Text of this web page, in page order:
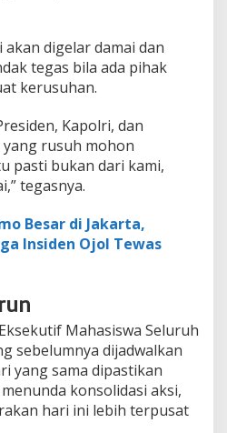
digelar damai dan
tegas bila ada pihak
kerusuhan.
Kapolri, dan
yang rusuh mohon
pasti bukan dari kami,
tegasnya.
Besar di Jakarta,
Insiden Ojol Tewas
Mahasiswa Seluruh
sebelumnya dijadwalkan
yang sama dipastikan
konsolidasi aksi,
hari ini lebih terpusat